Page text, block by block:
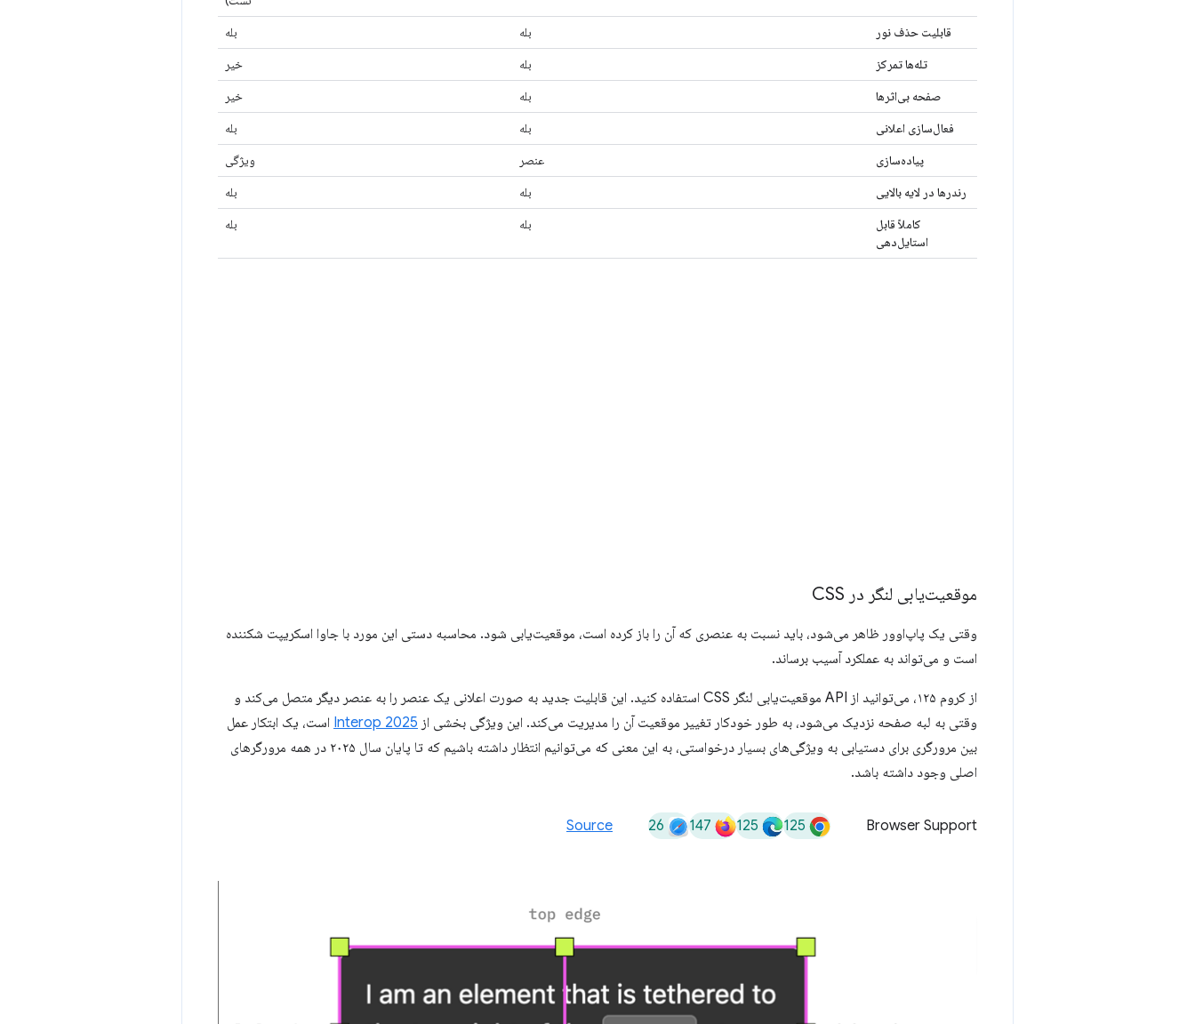
قابلیت حذف نور
بله
بله
تله‌ها تمرکز
بله
خیر
صفحه بی‌اثرها
بله
خیر
فعال‌سازی اعلانی
بله
بله
پیاده‌سازی
عنصر
ویژگی
رندرها در لایه بالایی
بله
بله
کاملاً قابل
استایل‌دهی
بله بله
موقعیت‌یابی لنگر در CSS
وقتی یک پاپ‌اوور ظاهر می‌شود، باید نسبت به عنصری که آن را باز کرده است، موقعیت‌یابی شود. محاسبه دستی این مورد با جاوا اسکریپت شکننده
است و می‌تواند به عملکرد آسیب برساند.
از کروم ۱۲۵، می‌توانید از API موقعیت‌یابی لنگر CSS استفاده کنید. این قابلیت جدید به صورت اعلانی یک عنصر را به عنصر دیگر متصل می‌کند و
وقتی به لبه صفحه نزدیک می‌شود، به طور خودکار تغییر موقعیت آن را مدیریت می‌کند. این ویژگی بخشی از Interop 2025 است، یک ابتکار عمل
بین مرورگری برای دستیابی به ویژگی‌های بسیار درخواستی، به این معنی که می‌توانیم انتظار داشته باشیم که تا پایان سال ۲۰۲۵ در همه مرورگرهای
اصلی وجود داشته باشد.
Browser Support
125
125
147
26
Source